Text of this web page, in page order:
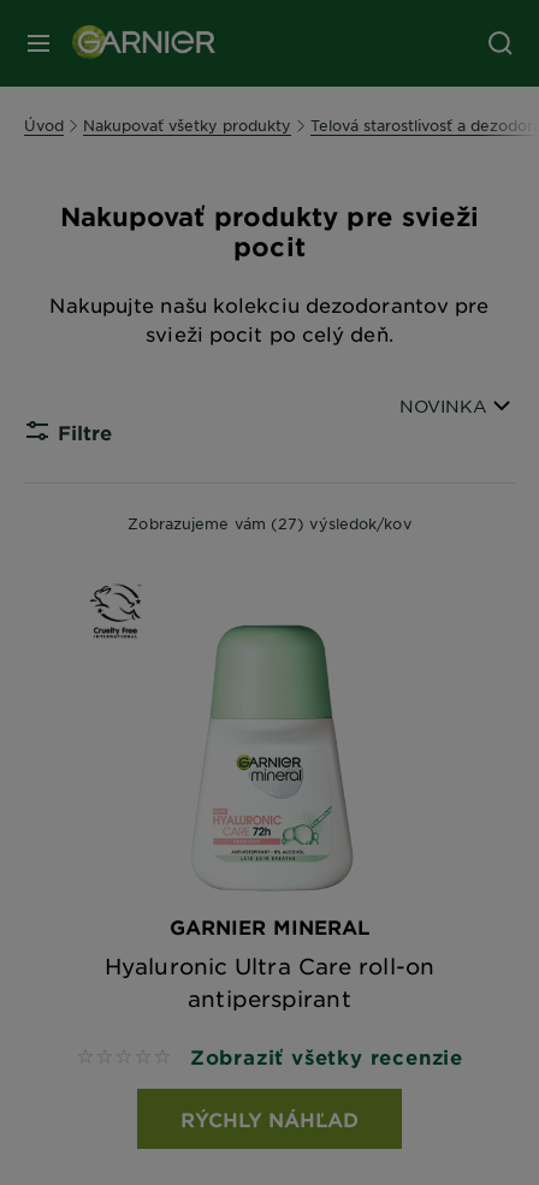
Úvod Nakupovať všetky produkty Telová starostlivosť a
Nakupovať produkty pre svieži
pocit
Nakupujte našu kolekciu dezodorantov pre
svieži pocit po celý deň.
Filtre
Zoradiť podľa
NOVINKA
Zobrazujeme vám (27) výsledok/kov
GARNIER MINERAL
Hyaluronic Ultra Care roll-on
antiperspirant
No reviews Zobraziť všetky recenzie
RÝCHLY NÁHĽAD